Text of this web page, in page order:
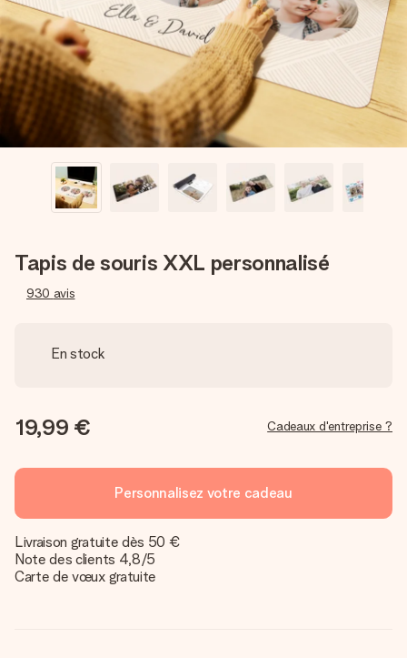
Créez quelque chose d’unique en quelques étapes – avec
son prénom, votre photo ou un message qui touche le cœur.
Sans complications, juste tout l’amour pour le moment idéal.
Tapis de souris XXL personnalisé
930 avis
En stock
19,99 € Cadeaux d'entreprise ?
Personnalisez votre cadeau
Livraison gratuite dès 50 €
Note des clients 4,8/5
Carte de vœux gratuite